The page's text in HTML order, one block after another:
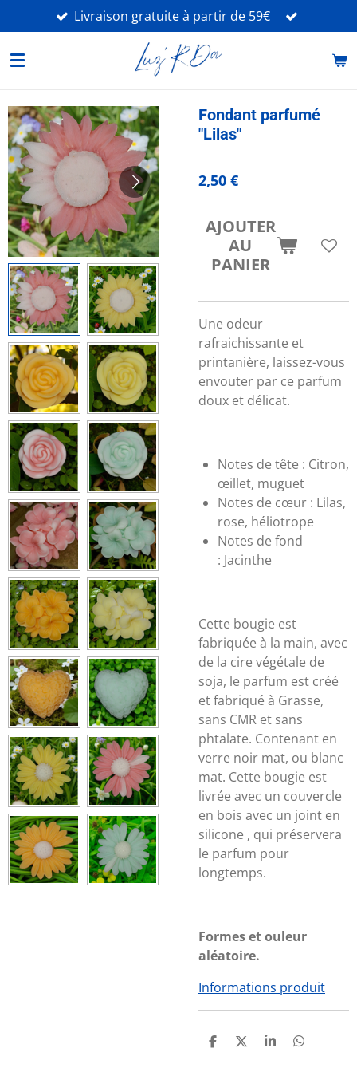
au
contenu
Livraison gratuite à partir de 59€
Fondant parfumé
"Lilas"
2,50 €
AJOUTER
AU
PANIER
Une odeur
rafraichissante et
printanière, laissez-vous
envouter par ce parfum
doux et délicat.
Notes de tête : Citron,
œillet, muguet
Notes de cœur : Lilas,
rose, héliotrope
Notes de fond
: Jacinthe
Cette bougie est
fabriquée à la main, avec
de la cire végétale de
soja, le parfum est créé
et fabriqué à Grasse,
sans CMR et sans
phtalate. Contenant en
verre noir mat, ou blanc
mat. Cette bougie est
livrée avec un couvercle
en bois avec un joint en
silicone , qui préservera
le parfum pour
longtemps.
Formes et ouleur
aléatoire.
Informations produit
P
P
P
P